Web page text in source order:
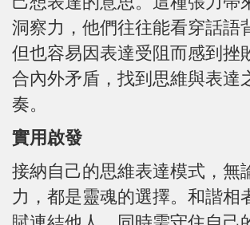
洞察力，他們往往能看穿話語
但也容易因表達受阻而感到挫
合內外矛盾，找到思維與表達
奏。
實用啟發
接納自己的思維表達模式，無
力，都是靈魂的選擇。和諧相